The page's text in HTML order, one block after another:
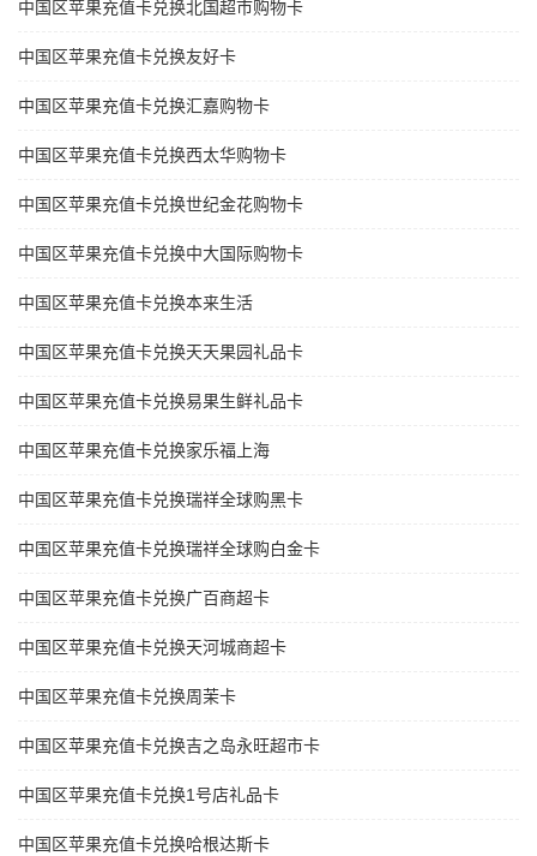
中国区苹果充值卡兑换北国超市购物卡
中国区苹果充值卡兑换友好卡
中国区苹果充值卡兑换汇嘉购物卡
中国区苹果充值卡兑换西太华购物卡
中国区苹果充值卡兑换世纪金花购物卡
中国区苹果充值卡兑换中大国际购物卡
中国区苹果充值卡兑换本来生活
中国区苹果充值卡兑换天天果园礼品卡
中国区苹果充值卡兑换易果生鲜礼品卡
中国区苹果充值卡兑换家乐福上海
中国区苹果充值卡兑换瑞祥全球购黑卡
中国区苹果充值卡兑换瑞祥全球购白金卡
中国区苹果充值卡兑换广百商超卡
中国区苹果充值卡兑换天河城商超卡
中国区苹果充值卡兑换周茉卡
中国区苹果充值卡兑换吉之岛永旺超市卡
中国区苹果充值卡兑换1号店礼品卡
中国区苹果充值卡兑换哈根达斯卡